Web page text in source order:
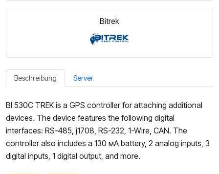
Bitrek
Beschreibung Server
BI 530C TREK is a GPS controller for attaching additional
devices. The device features the following digital
interfaces: RS-485, j1708, RS-232, 1-Wire, CAN. The
controller also includes a 130 мА battery, 2 analog inputs, 3
digital inputs, 1 digital output, and more.